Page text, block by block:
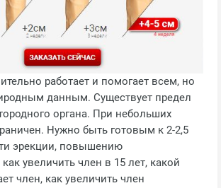
работает и помогает всем, но
данным. Существует предел
органа. При небольших
Нужно быть готовым к 2-2,5
эрекции, повышению
увеличить член в 15 лет, какой
член, как увеличить член